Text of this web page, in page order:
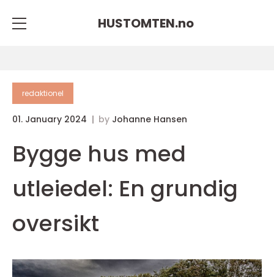
HUSTOMTEN.no
redaktionel
01. January 2024 by Johanne Hansen
Bygge hus med
utleiedel: En grundig
oversikt